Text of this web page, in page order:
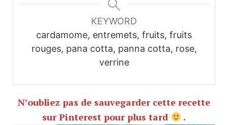
KEYWORD
cardamome, entremets, fruits, fruits
rouges, pana cotta, panna cotta, rose,
verrine
N’oubliez pas de sauvegarder cette recette
sur Pinterest pour plus tard
.